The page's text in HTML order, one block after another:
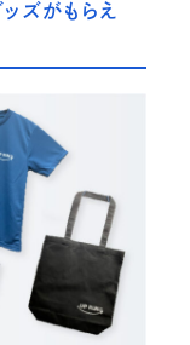
ズがもらえ